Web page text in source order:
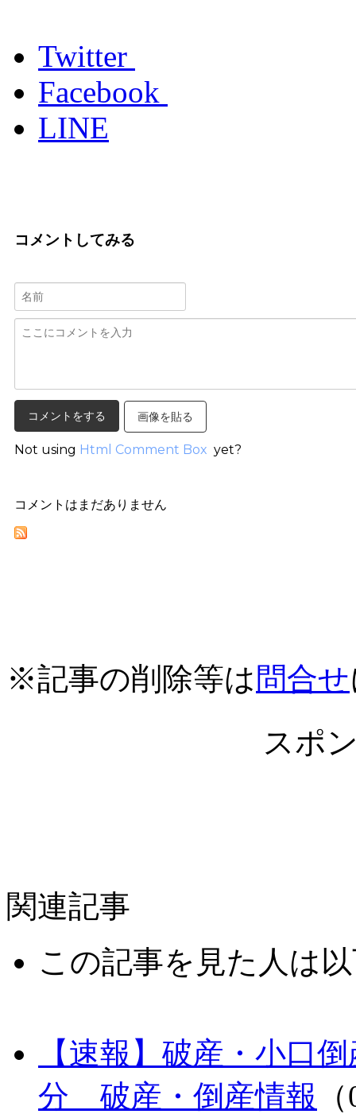
Twitter
Facebook
LINE
コメントしてみる
画像を貼る
Not using Html Comment Box yet?
コメントはまだありません
※記事の削除等は 問合せ
スポ
関連記事
この記事を見た人は
【速報】破産・小口
分 破産・倒産情報